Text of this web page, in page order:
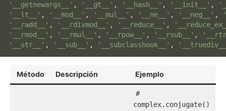
'__getnewargs__' , '__gt__' , '__hash__' , '__init__' ,
'__lt__' , '__mod__' , '__mul__' , '__ne__' , '__neg__' ,
'__radd__' , '__rdivmod__' , '__reduce__' ,
'__rmod__' , '__rmul__' , '__rpow__' , '__rsub__' ,
'__str__' , '__sub__' , '__subclasshook__' ,
Método Descripción Ejemplo
#
complex.conjugate()